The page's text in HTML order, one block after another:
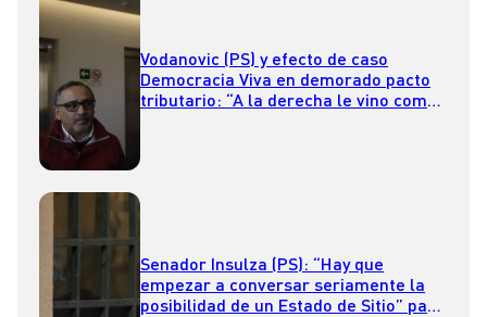
Vodanovic (PS) y efecto de caso
Democracia Viva en demorado pacto
tributario: “A la derecha le vino como
Senador Insulza (PS): “Hay que
empezar a conversar seriamente la
posibilidad de un Estado de Sitio” para